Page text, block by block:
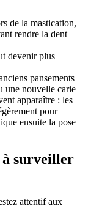
de la mastication,
rendre la dent
devenir plus
pansements
une nouvelle carie
apparaître : les
pour
ensuite la pose
à surveiller
attentif aux